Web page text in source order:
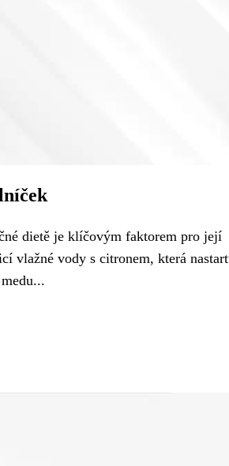
dietě je klíčovým faktorem pro její
vlažné vody s citronem, která